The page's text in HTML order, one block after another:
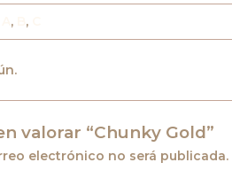
, ,
valorar “Chunky Gold”
electrónico no será publicada.